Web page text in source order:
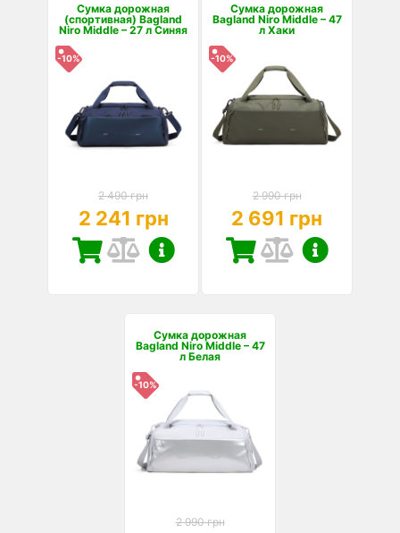
Сумка дорожная
(спортивная) Bagland
Niro Middle – 27 л Синяя
-10%
2 490 грн
2 241 грн
Сумка дорожная
Bagland Niro Middle – 47
л Хаки
-10%
2 990 грн
2 691 грн
Сумка дорожная
Bagland Niro Middle – 47
л Белая
-10%
2 990 грн